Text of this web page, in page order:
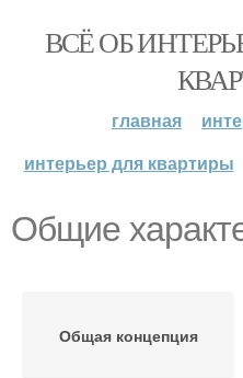
ВСЁ ОБ
главная
интерьер для квартиры
Общие
Общая концепция